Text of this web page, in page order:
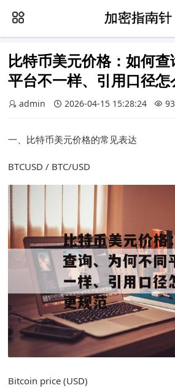
比特币美元价格：如何
平台不一样、引用口径
admin 2026-04-15 15:28:24 93
一、比特币美元价格的常见表达
BTCUSD / BTC/USD
Bitcoin price (USD)